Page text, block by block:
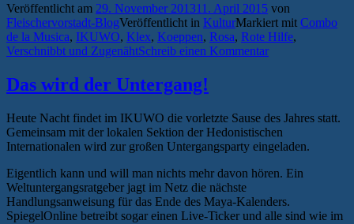
lange
Nächte
–
das
Wochenende
im
Überblick
#39“
Veröffentlicht am 29. November 201311. April 2015 von
Fleischervorstadt-BlogVeröffentlicht in KulturMarkiert mit Combo
de la Musica, IKUWO, Klex, Koeppen, Rosa, Rote Hilfe,
Verschnibbt und ZugenähtSchreib einen Kommentar
Das wird der Untergang!
Heute Nacht findet im IKUWO die vorletzte Sause des Jahres statt.
Gemeinsam mit der lokalen Sektion der Hedonistischen
Internationalen wird zur großen Untergangsparty eingeladen.
Eigentlich kann und will man nichts mehr davon hören. Ein
Weltuntergangsratgeber jagt im Netz die nächste
Handlungsanweisung für das Ende des Maya-Kalenders.
SpiegelOnline betreibt sogar einen Live-Ticker und alle sind wie im